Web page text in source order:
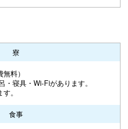
寮
料）
寝具・Wi-Fiがあります。
。
食事